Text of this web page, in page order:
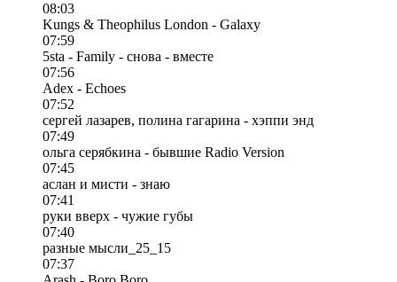
08:03
Kungs & Theophilus London - Galaxy
07:59
5sta - Family - снова - вместе
07:56
Adex - Echoes
07:52
сергей лазарев, полина гагарина - хэппи энд
07:49
ольга серябкина - бывшие Radio Version
07:45
аслан и мисти - знаю
07:41
руки вверх - чужие губы
07:40
разные мысли_25_15
07:37